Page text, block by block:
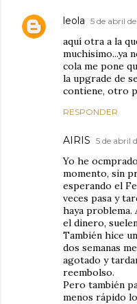
leola 5 de abril
aquí otra a la
muchisimo...ya
cola me pone
la upgrade de
contiene, otro
RESPONDER
AIRIS 5 de abril
Yo he
momento, sin
esperando el
veces pasa y
haya problema.
el dinero,
También hice
dos semanas
agotado y
reembolso.
Pero también
menos rápido